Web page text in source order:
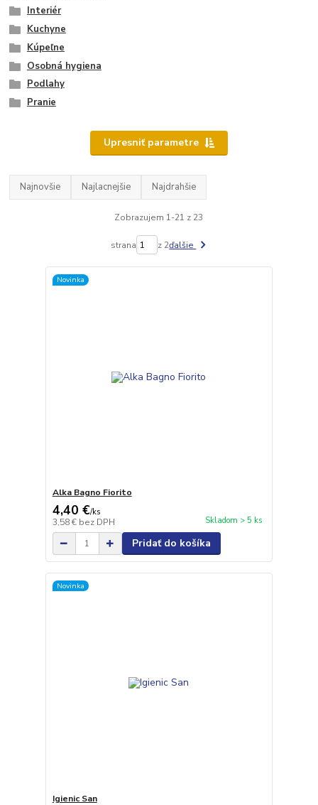
Interiér
Kuchyne
Kúpeľne
Osobná hygiena
Podlahy
Pranie
Upresniť parametre
Najnovšie Najlacnejšie Najdrahšie
Zobrazujem 1-21 z 23
strana z 2ďalšie
Novinka
Alka Bagno Fiorito
4,40 €/ks
3,58 € bez DPH Skladom > 5 ks
Pridať do košíka
Novinka
Igienic San